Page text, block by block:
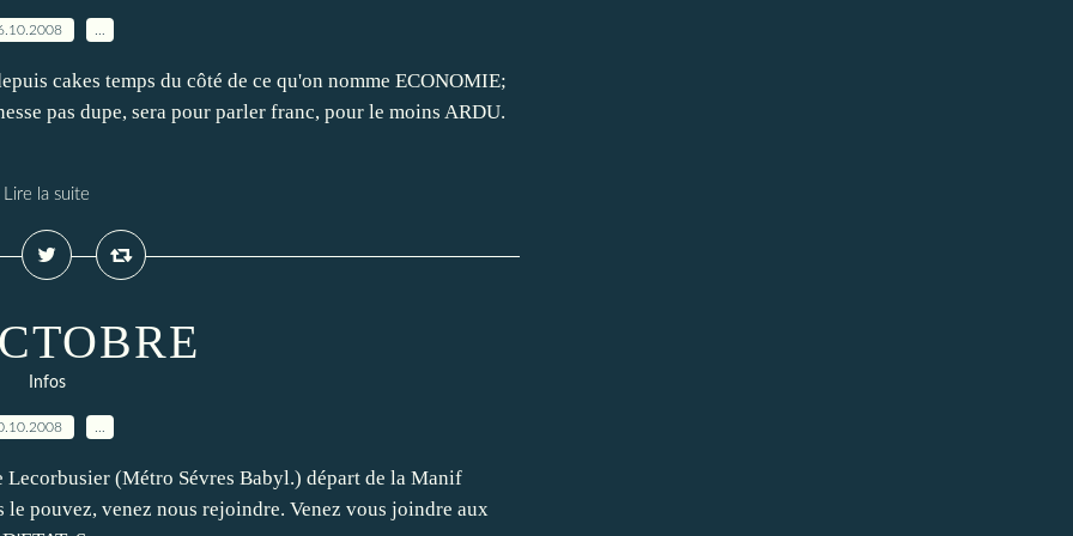
cakes temps du côté de ce qu'on nomme ECONOMIE;
pas dupe, sera pour parler franc, pour le moins ARDU.
Lire la suite
Infos
Lecorbusier (Métro Sévres Babyl.) départ de la Manif
pouvez, venez nous rejoindre. Venez vous joindre aux